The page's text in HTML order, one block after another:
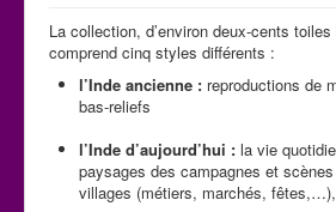
Accueil
Qui sommes-nous ?
Les Expositions
Les toiles
Participer
La collection, d’environ deux-cents
comprend cinq styles différents :
l’Inde ancienne : reproductions de
bas-reliefs
l’Inde d’aujourd’hui : la vie
paysages des campagnes et
villages (métiers, marchés, fêtes,…),